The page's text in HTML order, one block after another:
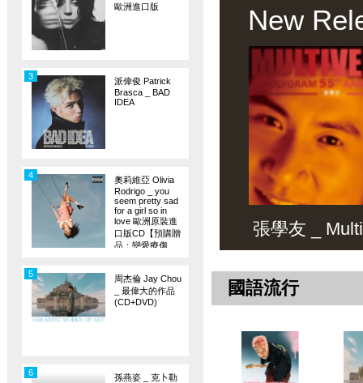
歐洲進口版
派偉俊 Patrick
Brasca _ BAD
IDEA
3
奧莉維亞 Olivia
Rodrigo _ you
seem pretty sad
for a girl so in
love 歐洲原裝進
口版CD【預購贈
品：戀愛療傷
4
周杰倫 Jay Chou
_ 最偉大的作品
(CD+DVD)
5
孫燕姿 _ 克卜勒
6
New
張學友 _
國語流行